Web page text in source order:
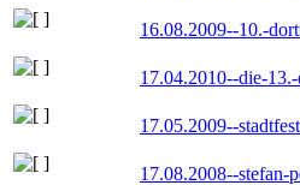
16.08.2009--10.-
17.04.2010--die-
17.05.2009--
17.08.2008--stefan-